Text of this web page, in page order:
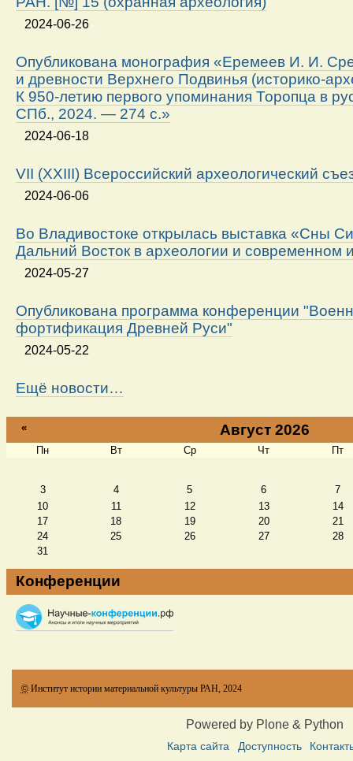
2024-06-26
Опубликована монография «Еремеев И. И.
и древности Верхнего Подвинья (историко-
К 950-летию первого упоминания Торопца в
СПб., 2024. — 274 с.»
2024-06-18
VII (XXIII) Всероссийский археологический
2024-06-06
Во Владивостоке открылась выставка «Сны
Дальний Восток в археологии и современном
2024-05-27
Опубликована программа конференции
фортификация Древней Руси"
2024-05-22
Ещё новости…
« Август 2026
Пн Вт Ср Чт Пт
3 4 5 6
7
10
11 12 13
14
17
18 19 20
21
24
25 26 27
28
31
Конференции
© Институт истории материальной культуры РАН, 2024
Powered by Plone & Python
Карта сайта Доступность